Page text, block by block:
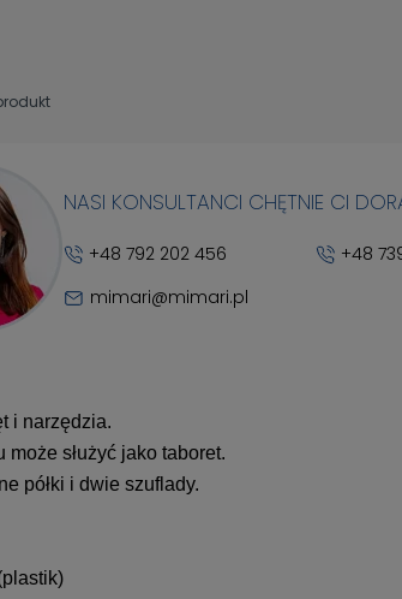
NASI KONSULTANCI CHĘTNIE CI
+48 792 202 456
+48
mimari@mimari.pl
i narzędzia.
służyć jako taboret.
półki i dwie szuflady.